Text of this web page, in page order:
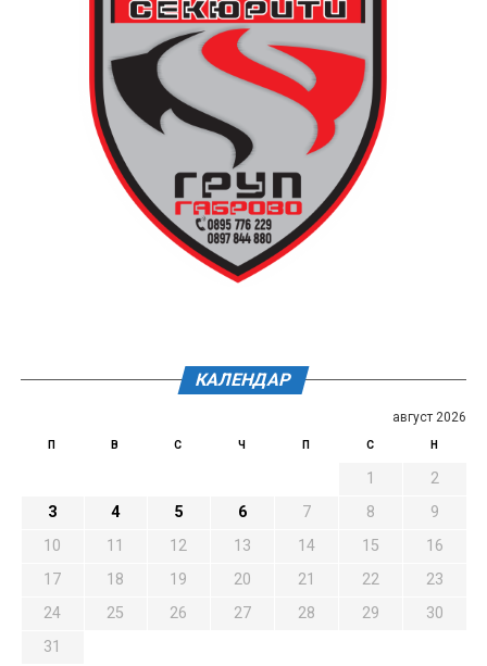
КАЛЕНДАР
август 2026
П В С Ч П С Н
1
2
3
4 5 6 7 8
9
10
11 12 13 14 15
16
17
18 19 20 21 22
23
24
25 26 27 28 29
30
31